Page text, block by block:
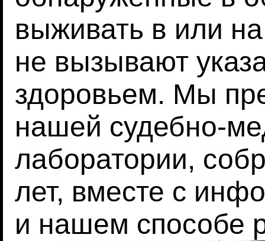
выживать в или
не вызывают
здоровьем. Мы
нашей судебно-
лаборатории,
лет, вместе с
и нашем способе